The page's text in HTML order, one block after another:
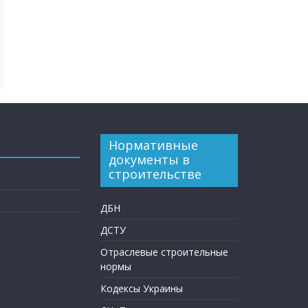
Нормативные
документы в
строительстве
ДБН
ДСТУ
Отраслевые строительные
нормы
Кодексы Украины